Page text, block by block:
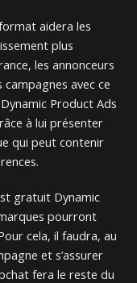
aidera les
plus
les annonceurs
avec ce
Product Ads
à lui présenter
qui peut contenir
gratuit Dynamic
pourront
cela, il faudra, au
et s’assurer
fera le reste du